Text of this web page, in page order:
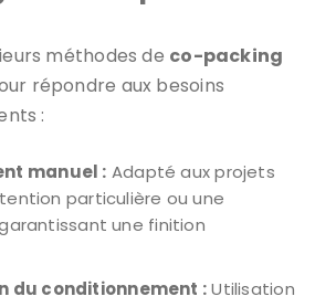
méthodes de co-packing
répondre aux besoins
:
manuel : Adapté aux projets
particulière ou une
une finition
du conditionnement :Utilisation